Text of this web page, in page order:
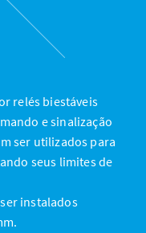
relés biestáveis
e sinalização
ser utilizados para
seus limites de
instalados